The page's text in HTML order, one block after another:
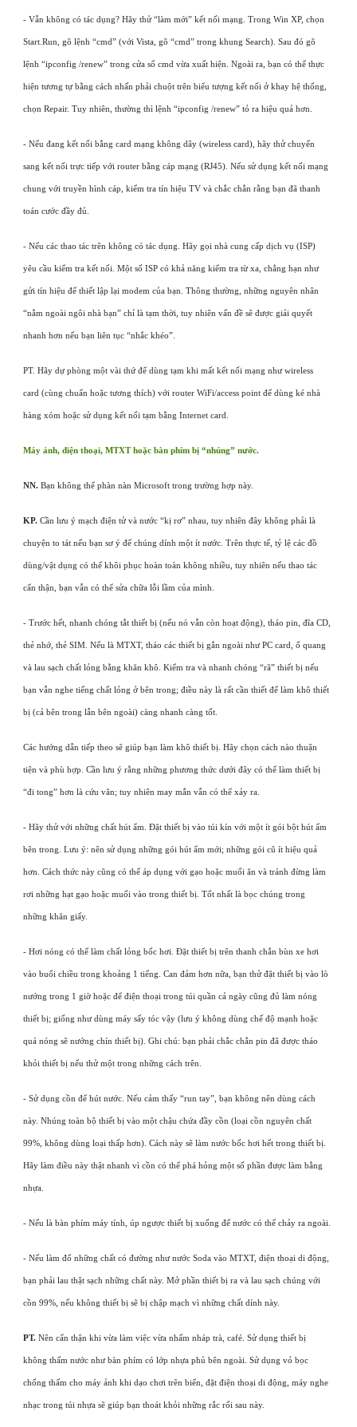
- Vẫn không có tác dụng? Hãy thử “làm mới” kết nối mạng. Trong Win XP, chọn
Start.Run, gõ lệnh “cmd” (với Vista, gõ “cmd” trong khung Search). Sau đó gõ
lệnh “ipconfig /renew” trong cửa sổ cmd vừa xuất hiện. Ngoài ra, bạn có thể thực
hiện tương tự bằng cách nhấn phải chuột trên biểu tượng kết nối ở khay hệ thống,
chọn Repair. Tuy nhiên, thường thì lệnh “ipconfig /renew” tỏ ra hiệu quả hơn.
- Nếu đang kết nối bằng card mạng không dây (wireless card), hãy thử chuyển
sang kết nối trực tiếp với router bằng cáp mạng (RJ45). Nếu sử dụng kết nối mạng
chung với truyền hình cáp, kiểm tra tín hiệu TV và chắc chắn rằng bạn đã thanh
toán cước đầy đủ.
- Nếu các thao tác trên không có tác dụng. Hãy gọi nhà cung cấp dịch vụ (ISP)
yêu cầu kiểm tra kết nối. Một số ISP có khả năng kiểm tra từ xa, chẳng hạn như
gửi tín hiệu để thiết lập lại modem của bạn. Thông thường, những nguyên nhân
“nằm ngoài ngôi nhà bạn” chỉ là tạm thời, tuy nhiên vấn đề sẽ được giải quyết
nhanh hơn nếu bạn liên tục “nhắc khéo”.
PT. Hãy dự phòng một vài thứ để dùng tạm khi mất kết nối mạng như wireless
card (cùng chuẩn hoặc tương thích) với router WiFi/access point để dùng ké nhà
hàng xóm hoặc sử dụng kết nối tạm bằng Internet card.
Máy ảnh, điện thoại, MTXT hoặc bàn phím bị “nhúng” nước.
NN.Bạn không thể phàn nàn Microsoft trong trường hợp này.
KP.Cần lưu ý mạch điện tử và nước “kị rơ” nhau, tuy nhiên đây không phải là
chuyện to tát nếu bạn sơ ý để chúng dính một ít nước. Trên thực tế, tỷ lệ các đồ
dùng/vật dụng có thể khôi phục hoàn toàn không nhiều, tuy nhiên nếu thao tác
cẩn thận, bạn vẫn có thể sửa chữa lỗi lầm của mình.
- Trước hết, nhanh chóng tắt thiết bị (nếu nó vẫn còn hoạt động), tháo pin, đĩa CD,
thẻ nhớ, thẻ SIM. Nếu là MTXT, tháo các thiết bị gắn ngoài như PC card, ổ quang
và lau sạch chất lỏng bằng khăn khô. Kiểm tra và nhanh chóng “rã” thiết bị nếu
bạn vẫn nghe tiếng chất lỏng ở bên trong; điều này là rất cần thiết để làm khô thiết
bị (cả bên trong lẫn bên ngoài) càng nhanh càng tốt.
Các hướng dẫn tiếp theo sẽ giúp bạn làm khô thiết bị. Hãy chọn cách nào thuận
tiện và phù hợp. Cần lưu ý rằng những phương thức dưới đây có thể làm thiết bị
“đi tong” hơn là cứu vãn; tuy nhiên may mắn vẫn có thể xảy ra.
- Hãy thử với những chất hút ẩm. Đặt thiết bị vào túi kín với một ít gói bột hút ẩm
bên trong. Lưu ý: nên sử dụng những gói hút ẩm mới; những gói cũ ít hiệu quả
hơn. Cách thức này cũng có thể áp dụng với gạo hoặc muối ăn và tránh đừng làm
rơi những hạt gạo hoặc muối vào trong thiết bị. Tốt nhất là bọc chúng trong
những khăn giấy.
- Hơi nóng có thể làm chất lỏng bốc hơi. Đặt thiết bị trên thanh chắn bùn xe hơi
vào buổi chiều trong khoảng 1 tiếng. Can đảm hơn nữa, bạn thử đặt thiết bị vào lò
nướng trong 1 giờ hoặc để điện thoại trong túi quần cả ngày cũng đủ làm nóng
thiết bị; giống như dùng máy sấy tóc vậy (lưu ý không dùng chế độ mạnh hoặc
quá nóng sẽ nướng chín thiết bị). Ghi chú: bạn phải chắc chắn pin đã được tháo
khỏi thiết bị nếu thử một trong những cách trên.
- Sử dụng cồn để hút nước. Nếu cảm thấy “run tay”, bạn không nên dùng cách
này. Nhúng toàn bộ thiết bị vào một chậu chứa đầy cồn (loại cồn nguyên chất
99%, không dùng loại thấp hơn). Cách này sẽ làm nước bốc hơi hết trong thiết bị.
Hãy làm điều này thật nhanh vì cồn có thể phá hỏng một số phần được làm bằng
nhựa.
- Nếu là bàn phím máy tính, úp ngược thiết bị xuống để nước có thể chảy ra ngoài.
- Nếu làm đổ những chất có đường như nước Soda vào MTXT, điện thoại di động,
bạn phải lau thật sạch những chất này. Mở phần thiết bị ra và lau sạch chúng với
cồn 99%, nếu không thiết bị sẽ bị chập mạch vì những chất dính này.
PT.Nên cẩn thận khi vừa làm việc vừa nhấm nháp trà, café. Sử dụng thiết bị
không thấm nước như bàn phím có lớp nhựa phủ bên ngoài. Sử dụng vỏ bọc
chống thấm cho máy ảnh khi dạo chơi trên biển, đặt điện thoại di động, máy nghe
nhạc trong túi nhựa sẽ giúp bạn thoát khỏi những rắc rối sau này.